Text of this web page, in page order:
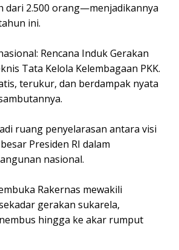
dari 2.500 orang—menjadikannya
ini.
Rencana Induk Gerakan
Tata Kelola Kelembagaan PKK.
terukur, dan berdampak nyata
ruang penyelarasan antara visi
Presiden RI dalam
nasional.
Rakernas mewakili
gerakan sukarela,
hingga ke akar rumput